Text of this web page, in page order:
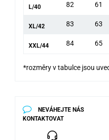
L/40 82 61
XL/42 83 63
XXL/44 84 65
*rozměry v tabulce jsou
NEVÁHEJTE NÁS
KONTAKTOVAT